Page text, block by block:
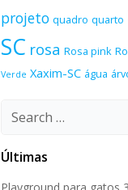
projeto quadro quarto
SC rosa Rosa pink
Verde Xaxim-SC água
Search
Últimas